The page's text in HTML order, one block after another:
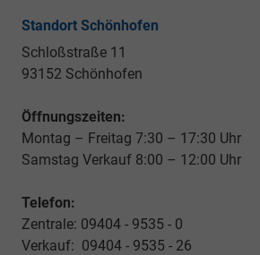
Standort Schönhofen
Schloßstraße 11
93152 Schönhofen
Öffnungszeiten:
Montag – Freitag 7:30 – 17:30 Uhr
Samstag Verkauf 8:00 – 12:00 Uhr
Telefon:
Zentrale: 09404 - 9535 - 0
Verkauf: 09404 - 9535 - 26